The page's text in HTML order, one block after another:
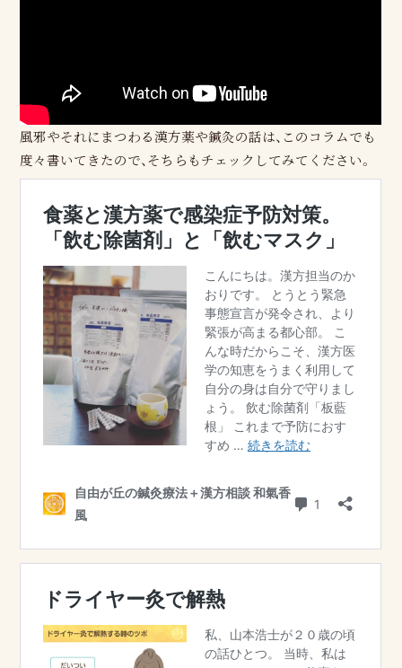
風邪やそれにまつわる漢方薬や鍼灸の話は、このコラムでも
度々書いてきたので、そちらもチェックしてみてください。